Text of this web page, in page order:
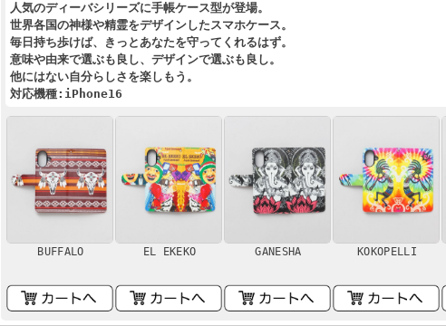
人気のディーバシリーズに手帳ケース型が登場。
世界各国の神様や精霊をデザインしたスマホケース。
毎日持ち歩けば、きっとあなたを守ってくれるはず。
意味や由来で選ぶも良し、デザインで選ぶも良し。
他にはない自分らしさを楽しもう。
対応機種:iPhone16
BUFFALO EL EKEKO GANESHA KOKOPELLI